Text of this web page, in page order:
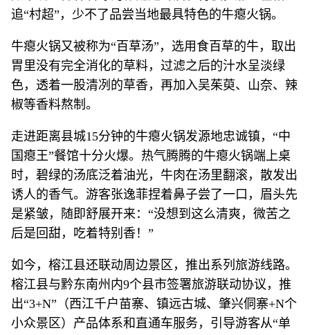
追“村超”，少不了品尝当地最具特色的牛瘪火锅。
牛瘪火锅又被称为“百草汤”，选用食百草的牛，取出
胃里没有完全消化的草料，过滤之后的汁水呈淡绿
色，透着一股清冽的草香，再加入吴茱萸、山奈、辣
椒等香料熬制。
走进距离县城15分钟的牛瘪火锅发源地忠诚镇，“中
国瘪王”餐馆十分火爆。热气腾腾的牛瘪火锅端上桌
时，碧绿的汤底泛着油光，牛肉在汤里翻滚，散发出
诱人的香气。游客张逸菲捏着鼻子尝了一口，眉头先
是紧皱，随即舒展开来：“没想到这么清爽，微苦之
后是回甜，吃着特别香！”
如今，榕江县还联动周边景区，推出系列旅游线路。
榕江县与黔东南州内9个县市签署旅游联动协议，推
出“3+N”（西江千户苗寨、镇远古城、肇兴侗寨+N个
小众景区）产品体系和直通车服务，引导游客从“单